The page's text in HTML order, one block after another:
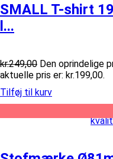
SMALL T-shirt
l...
kr.249,00 Den oprindelige
aktuelle pris er: kr.199,00.
Tilføj til kurv